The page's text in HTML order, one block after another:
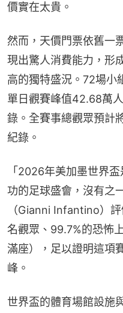
價實在太貴。
然而，天價門票依舊一
現出驚人消費能力，形
高的獨特盛況。72場小
單日觀賽峰值42.68萬
錄。全賽事總觀眾預計
紀錄。
「2026年美加墨世界
功的足球盛會，沒有之
（Gianni Infantino）
名觀眾、99.7%的恐怖
滿座），足以證明這項
峰。
世界盃的體育場館設施